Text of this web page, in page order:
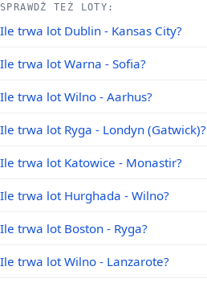
SPRAWDŹ TEŻ LOTY:
Ile trwa lot Dublin - Kansas City?
Ile trwa lot Warna - Sofia?
Ile trwa lot Wilno - Aarhus?
Ile trwa lot Ryga - Londyn (Gatwick)?
Ile trwa lot Katowice - Monastir?
Ile trwa lot Hurghada - Wilno?
Ile trwa lot Boston - Ryga?
Ile trwa lot Wilno - Lanzarote?